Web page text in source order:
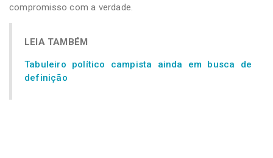
compromisso com a verdade.
LEIA TAMBÉM
Tabuleiro político campista ainda em busca de
definição